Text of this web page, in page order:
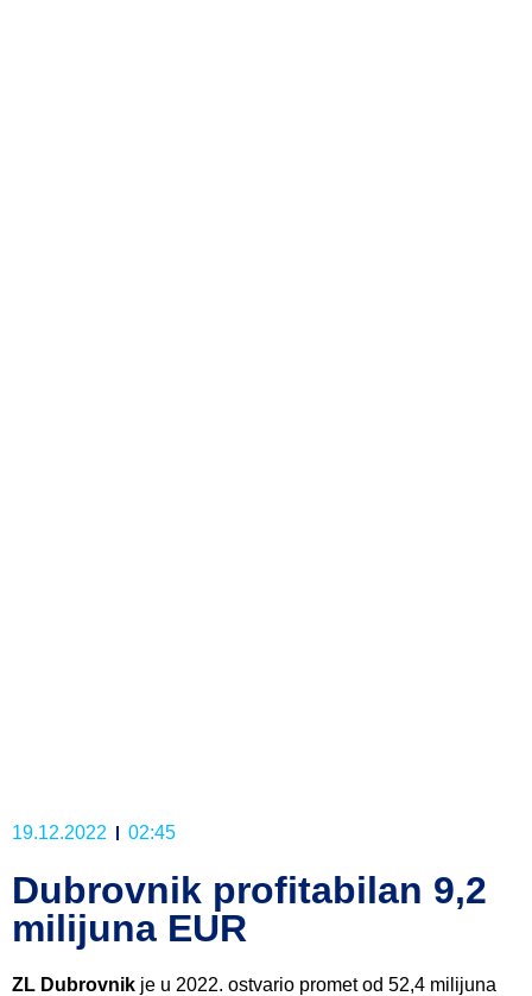
19.12.2022 02:45
Dubrovnik profitabilan 9,2
milijuna EUR
ZL Dubrovnik je u 2022. ostvario promet od 52,4 milijuna